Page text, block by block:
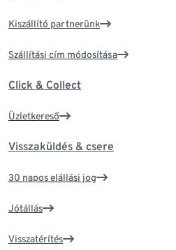
Kiszállító partnerünk
Szállítási cím módosítása
Click & Collect
Üzletkereső
Visszaküldés & csere
30 napos elállási jog
Jótállás
Visszatérítés